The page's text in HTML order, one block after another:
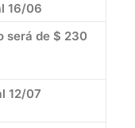
16/06
será de $ 230
12/07